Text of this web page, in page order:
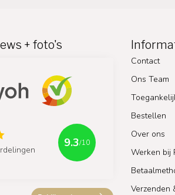
+ foto's
9.3/10
Contact
Ons Team
Bestellen
Over ons
Werken bij
Verzenden